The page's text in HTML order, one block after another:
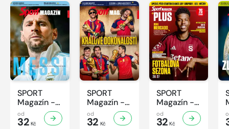
SPORT
Magazín -
32/2026
od
32 Kč
SPORT
Magazín -
31/2026
od
32 Kč
SPORT
Magazín -
30/2026
od
32 Kč